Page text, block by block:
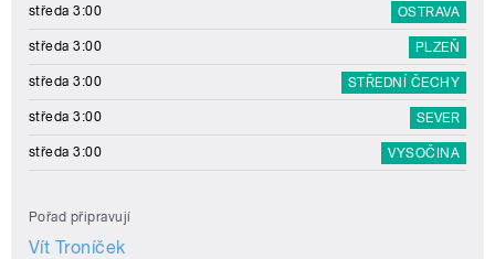
středa 3:00 OSTRAVA
středa 3:00 PLZEŇ
středa 3:00 STŘEDNÍ ČECHY
středa 3:00 SEVER
středa 3:00 VYSOČINA
Pořad připravují
Vít Troníček